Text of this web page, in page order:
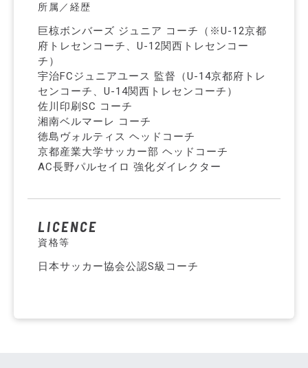
所属／経歴
巨椋ボンバーズ ジュニア コーチ（※U-12京都
府トレセンコーチ、U-12関西トレセンコー
チ）
宇治FCジュニアユース 監督（U-14京都府トレ
センコーチ、U-14関西トレセンコーチ）
佐川印刷SC コーチ
湘南ベルマーレ コーチ
徳島ヴォルティス ヘッドコーチ
京都産業大学サッカー部 ヘッドコーチ
AC長野パルセイロ 強化ダイレクター
LICENCE
資格等
日本サッカー協会公認S級コーチ